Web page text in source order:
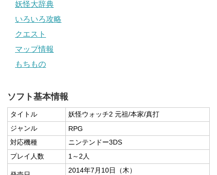
妖怪大辞典
いろいろ攻略
クエスト
マップ情報
もちもの
ソフト基本情報
タイトル
妖怪ウォッチ2 元祖/本家/真打
ジャンル
RPG
対応機種
ニンテンドー3DS
プレイ人数
1～2人
2014年7月10日（木）